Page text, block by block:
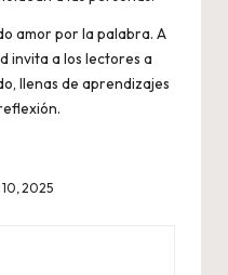
amor por la palabra. A
invita a los lectores a
llenas de aprendizajes
2025